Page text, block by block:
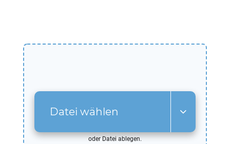
Datei wählen
oder Datei ablegen.